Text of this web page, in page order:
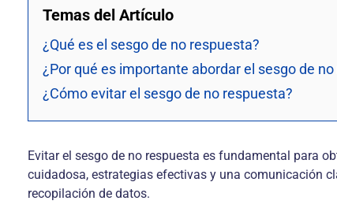
Temas del Artículo
¿Qué es el sesgo de no respuesta?
¿Por qué es importante abordar el sesgo de
¿Cómo evitar el sesgo de no respuesta?
Evitar el sesgo de no respuesta es fundamental para
cuidadosa, estrategias efectivas y una comunicación
recopilación de datos.